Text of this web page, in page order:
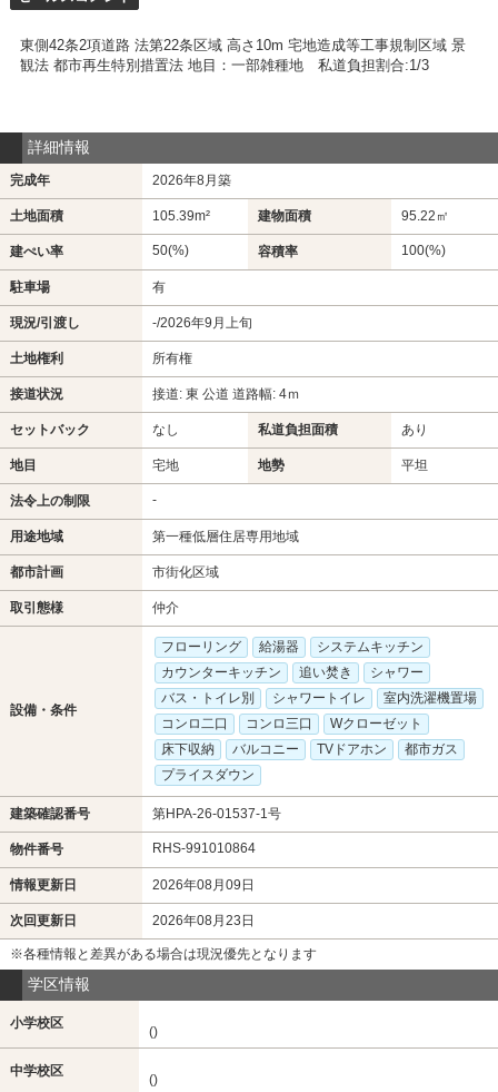
東側42条2項道路 法第22条区域 高さ10m 宅地造成等工事規制区域 景
観法 都市再生特別措置法 地目：一部雑種地 私道負担割合:1/3
詳細情報
完成年 2026年8月築
土地面積 105.39m² 建物面積 95.22㎡
建ぺい率 50(%) 容積率 100(%)
駐車場 有
現況/引渡し -/2026年9月上旬
土地権利 所有権
接道状況 接道: 東 公道 道路幅: 4ｍ
セットバック なし 私道負担面積 あり
地目 宅地 地勢 平坦
法令上の制限 -
用途地域 第一種低層住居専用地域
都市計画 市街化区域
取引態様 仲介
設備・条件
フローリング 給湯器
システムキッチン
カウンターキッチン
追い焚き
シャワー
バス・トイレ別
シャワートイレ
室内洗濯機置場
コンロ二口
コンロ三口
Wクローゼット
床下収納
バルコニー TVドアホン
都市ガス
プライスダウン
建築確認番号 第HPA-26-01537-1号
物件番号 RHS-991010864
情報更新日 2026年08月09日
次回更新日 2026年08月23日
※各種情報と差異がある場合は現況優先となります
学区情報
小学校区
()
中学校区
()